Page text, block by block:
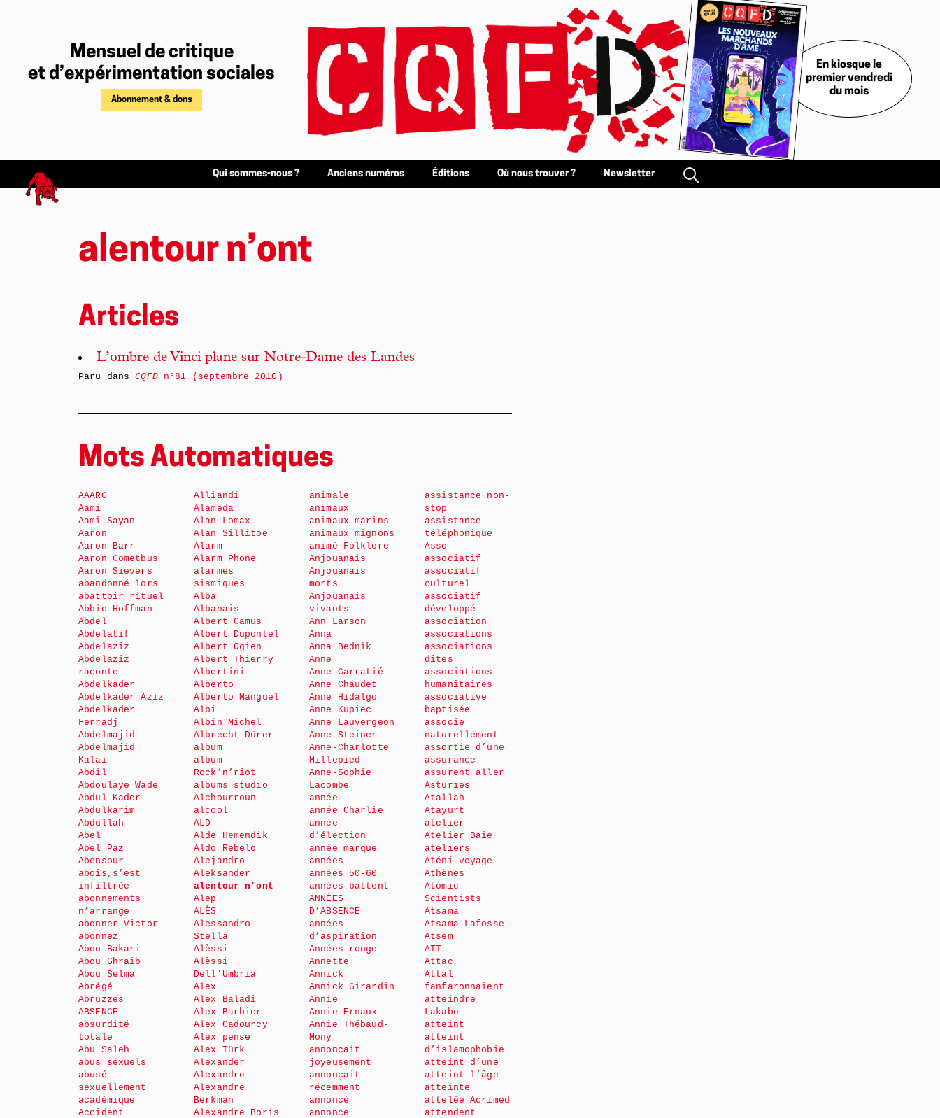
Mensuel de critique
et d’expérimentation sociales
Abonnement & dons
En kiosque le
premier vendredi
du mois
Qui sommes-nous ? Anciens numéros Éditions Où nous trouver ? Newsletter
alentour n’ont
Articles
L’ombre de Vinci plane sur Notre-Dame des Landes
Paru dansCQFDn°81 (septembre 2010)
Mots Automatiques
AAARG
Aami
Aami Sayan
Aaron
Aaron Barr
Aaron Cometbus
Aaron Sievers
abandonné lors
abattoir rituel
Abbie Hoffman
Abdel
Abdelatif
Abdelaziz
Abdelaziz
raconte
Abdelkader
Abdelkader Aziz
Abdelkader
Ferradj
Abdelmajid
Abdelmajid
Kalai
Abdil
Abdoulaye Wade
Abdul Kader
Abdulkarim
Abdullah
Abel
Abel Paz
Abensour
abois,s’est
infiltrée
abonnements
n’arrange
abonner Victor
abonnez
Abou Bakari
Abou Ghraib
Abou Selma
Abrégé
Abruzzes
ABSENCE
absurdité
totale
Abu Saleh
abus sexuels
abusé
sexuellement
académique
Accident
Alliandi
Alameda
Alan Lomax
Alan Sillitoe
Alarm
Alarm Phone
alarmes
sismiques
Alba
Albanais
Albert Camus
Albert Dupontel
Albert Ogien
Albert Thierry
Albertini
Alberto
Alberto Manguel
Albi
Albin Michel
Albrecht Dürer
album
album
Rock’n’riot
albums studio
Alchourroun
alcool
ALD
Alde Hemendik
Aldo Rebelo
Alejandro
Aleksander
alentour n’ont
Alep
ALÈS
Alessandro
Stella
Alèssi
Alèssi
Dell’Umbria
Alex
Alex Baladi
Alex Barbier
Alex Cadourcy
Alex pense
Alex Türk
Alexander
Alexandre
Alexandre
Berkman
Alexandre Boris
animale
animaux
animaux marins
animaux mignons
animé Folklore
Anjouanais
Anjouanais
morts
Anjouanais
vivants
Ann Larson
Anna
Anna Bednik
Anne
Anne Carratié
Anne Chaudet
Anne Hidalgo
Anne Kupiec
Anne Lauvergeon
Anne Steiner
Anne-Charlotte
Millepied
Anne-Sophie
Lacombe
année
année Charlie
année
d’élection
année marque
années
années 50-60
années battent
ANNÉES
D’ABSENCE
années
d’aspiration
Années rouge
Annette
Annick
Annick Girardin
Annie
Annie Ernaux
Annie Thébaud-
Mony
annonçait
joyeusement
annonçait
récemment
annoncé
annonce
assistance non-
stop
assistance
téléphonique
Asso
associatif
associatif
culturel
associatif
développé
association
associations
associations
dites
associations
humanitaires
associative
baptisée
associe
naturellement
assortie d’une
assurance
assurent aller
Asturies
Atallah
Atayurt
atelier
Atelier Baie
ateliers
Aténi voyage
Athènes
Atomic
Scientists
Atsama
Atsama Lafosse
Atsem
ATT
Attac
Attal
fanfaronnaient
atteindre
Lakabe
atteint
atteint
d’islamophobie
atteint d’une
atteint l’âge
atteinte
attelée Acrimed
attendent